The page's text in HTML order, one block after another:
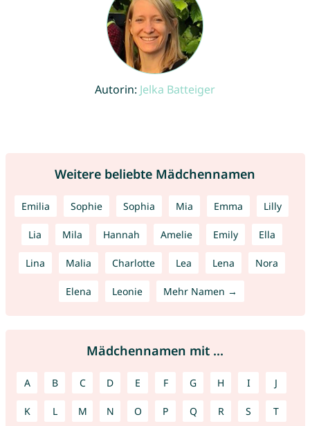
Autorin: Jelka Batteiger
Weitere beliebte Mädchennamen
Emilia Sophie Sophia Mia Emma Lilly
Lia Mila Hannah Amelie Emily Ella
Lina Malia Charlotte Lea Lena Nora
Elena Leonie Mehr Namen →
Mädchennamen mit ...
A B C D E F G H I J
K L M N O P Q R S T